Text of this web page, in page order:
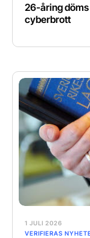
26-åring
cyberbrott
1 JULI 2026
VERIFIERAS